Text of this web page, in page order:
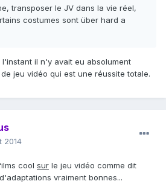
transposer le JV dans la vie réel,
costumes sont über hard a
il n'y avait eu absolument
jeu vidéo qui est une réussite totale.
2014
cool sur le jeu vidéo comme dit
vraiment bonnes...